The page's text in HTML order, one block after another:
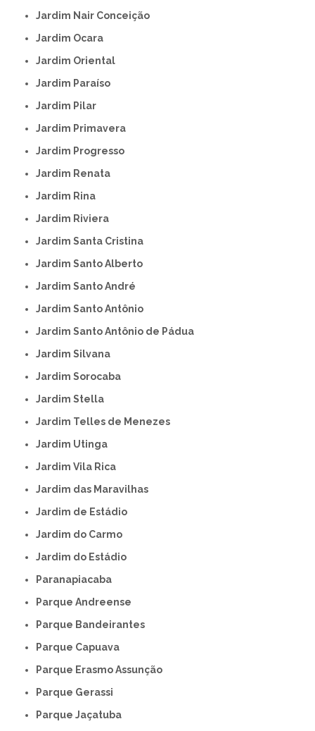
Jardim Nair Conceição
Jardim Ocara
Jardim Oriental
Jardim Paraíso
Jardim Pilar
Jardim Primavera
Jardim Progresso
Jardim Renata
Jardim Rina
Jardim Riviera
Jardim Santa Cristina
Jardim Santo Alberto
Jardim Santo André
Jardim Santo Antônio
Jardim Santo Antônio de Pádua
Jardim Silvana
Jardim Sorocaba
Jardim Stella
Jardim Telles de Menezes
Jardim Utinga
Jardim Vila Rica
Jardim das Maravilhas
Jardim de Estádio
Jardim do Carmo
Jardim do Estádio
Paranapiacaba
Parque Andreense
Parque Bandeirantes
Parque Capuava
Parque Erasmo Assunção
Parque Gerassi
Parque Jaçatuba